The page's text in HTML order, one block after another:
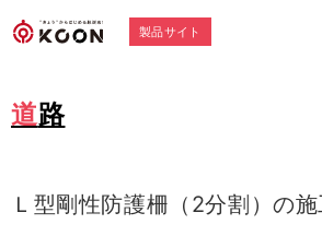
製品サイト
道路
Ｌ型剛性防護柵（2分割）の